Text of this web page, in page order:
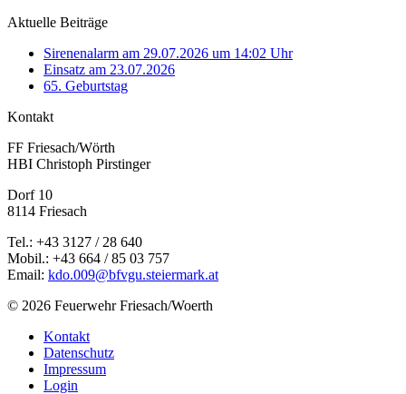
Aktuelle Beiträge
Sirenenalarm am 29.07.2026 um 14:02 Uhr
Einsatz am 23.07.2026
65. Geburtstag
Kontakt
FF Friesach/Wörth
HBI Christoph Pirstinger
Dorf 10
8114 Friesach
Tel.: +43 3127 / 28 640
Mobil.: +43 664 / 85 03 757
Email: kdo.009@bfvgu.steiermark.at
© 2026 Feuerwehr Friesach/Woerth
Kontakt
Datenschutz
Impressum
Login